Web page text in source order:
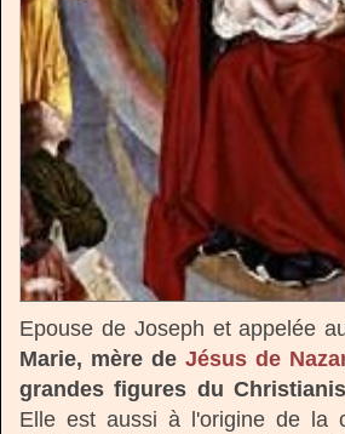
Epouse de Joseph et appelée
Marie, mère de Jésus de
grandes figures du
Elle est aussi à l'origine de la